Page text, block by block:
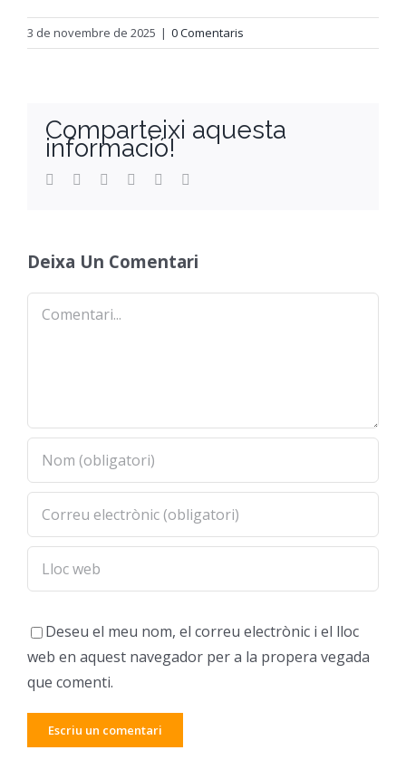
3 de novembre de 2025 | 0 Comentaris
Comparteixi aquesta
informació!
Facebook
TwitterReddit LinkedInWhatsApp
Deixa Un Comentari
Comentari
Deseu el meu nom, el correu electrònic i el lloc
web en aquest navegador per a la propera vegada
que comenti.